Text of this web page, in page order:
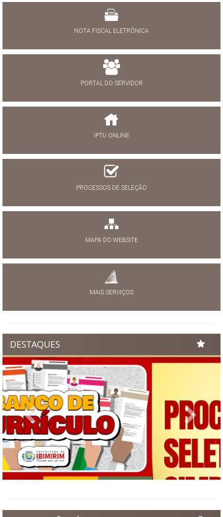
NOTA FISCAL ELETRÔNICA
PORTAL DO SERVIDOR
IPTU ONLINE
PROCESSOS DE SELEÇÃO
MAPA DO WEBSITE
MAIS SERVIÇOS
DESTAQUES
Previous Next